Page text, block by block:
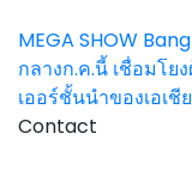
MEGA SHOW
กลางก.ค.นี้ เชื่อมโ
เออร์ชั้นนำของเอเชีย
Contact